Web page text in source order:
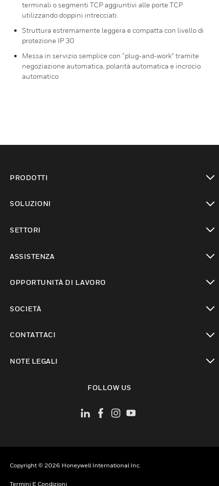
terminali o segmenti TCP aggiuntivi alle porte TCP
utilizzando doppini intrecciati.
Struttura estremamente leggera e compatta con livello di
protezione IP 30
Messa in servizio semplice con “plug-and-work” tramite
negoziazione automatica, polarità automatica e incrocio
automatico
PRODOTTI
SOLUZIONI
SETTORI
ASSISTENZA
OPPORTUNITÀ DI LAVORO
SOCIETÀ
CONTATTACI
NOTE LEGALI
FOLLOW US
Copyright © 2026 Honeywell International Inc.
Termini E Condizioni